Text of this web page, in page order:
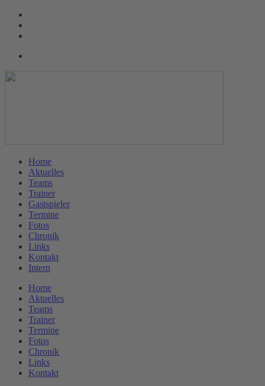
Home
Aktuelles
Teams
Trainer
Gastspieler
Termine
Fotos
Chronik
Links
Kontakt
Intern
Home
Aktuelles
Teams
Trainer
Termine
Fotos
Chronik
Links
Kontakt